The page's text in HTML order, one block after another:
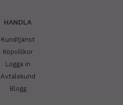
HANDLA
Kundtjänst
Köpvillkor
Logga in
Avtalskund
Blogg